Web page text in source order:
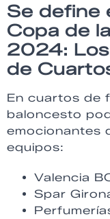
Se define
Copa de
2024:
de
En cuartos de
baloncesto
emocionantes
equipos:
Valencia
Spar